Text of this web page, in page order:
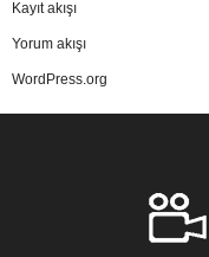
Kayıt akışı
Yorum akışı
WordPress.org